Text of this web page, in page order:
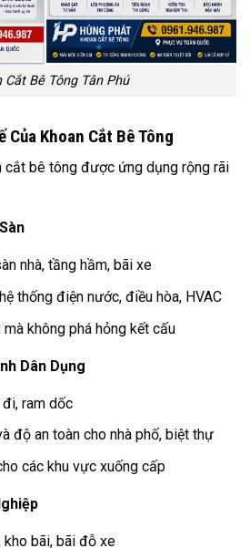
Cắt Bê Tông Tân Phú
Của Khoan Cắt Bê Tông
cắt bê tông được ứng dụng rộng rãi
nhà, tầng hầm, bãi xe
thống điện nước, điều hòa, HVAC
không phá hỏng kết cấu
Dân Dụng
ram dốc
độ an toàn cho nhà phố, biệt thự
các khu vực xuống cấp
kho bãi, bãi đỗ xe